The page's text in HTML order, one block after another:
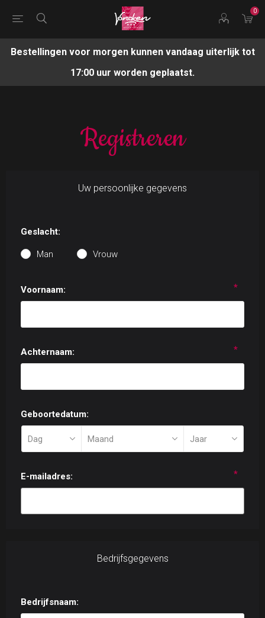
0
Bestellingen voor morgen kunnen vandaag uiterlijk tot
17:00 uur worden geplaatst.
Registreren
Uw persoonlijke gegevens
Geslacht:
Man Vrouw
Voornaam: *
Achternaam: *
Geboortedatum:
E-mailadres: *
Bedrijfsgegevens
Bedrijfsnaam: